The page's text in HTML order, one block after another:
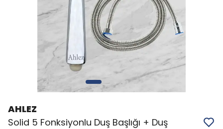
AHLEZ
Solid 5 Fonksiyonlu Duş Başlığı + Duş